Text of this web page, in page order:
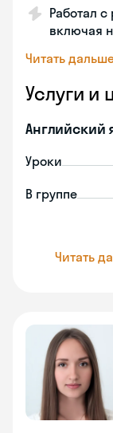
Работал
включая
Читать
Услуги и
Английский
Уроки
В группе
Читать